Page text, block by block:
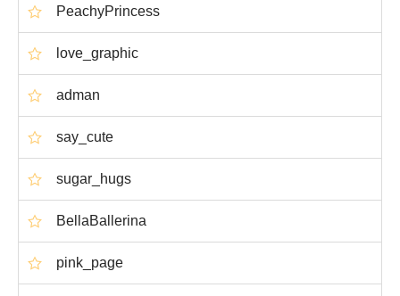
PeachyPrincess
love_graphic
adman
say_cute
sugar_hugs
BellaBallerina
pink_page